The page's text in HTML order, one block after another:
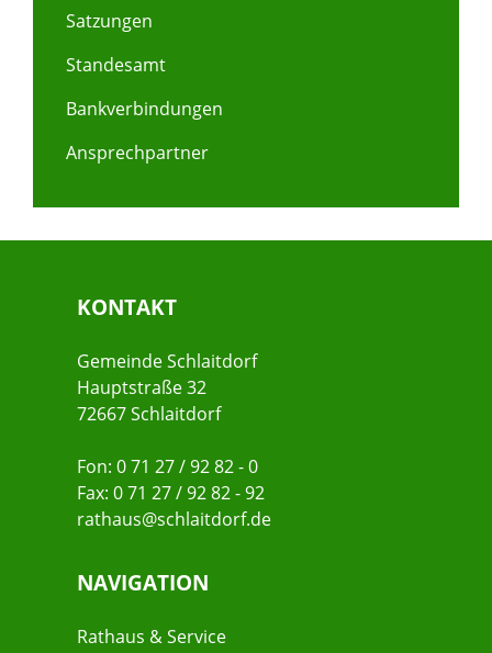
Satzungen
Standesamt
Bankverbindungen
Ansprechpartner
KONTAKT
Gemeinde Schlaitdorf
Hauptstraße 32
72667 Schlaitdorf
Fon: 0 71 27 / 92 82 - 0
Fax: 0 71 27 / 92 82 - 92
rathaus@schlaitdorf.de
NAVIGATION
Rathaus & Service